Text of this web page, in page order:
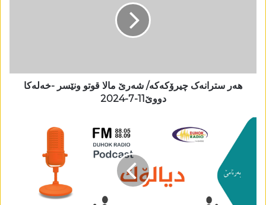
ھەر سترانەک چیرۆکەکە/ شەرێ مالا قوتو ونێسر -خەلەکا
دووێ11-7-2024